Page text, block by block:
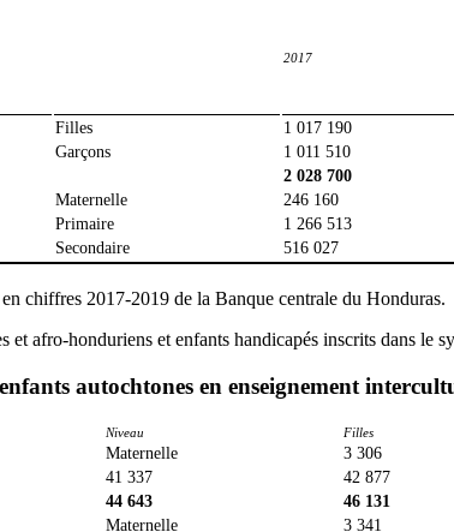
2017
Filles 1 017 190
Garçons
1 011 510
2 028 700
Maternelle 246 160
Primaire
1 266 513
Secondaire
516 027
chiffres 2017-2019 de la Banque centrale du Honduras.
et afro-honduriens et enfants handicapés inscrits dans le
autochtones en enseignement
Niveau Filles
Maternelle 3 306
41 337 42 877
44 643 46 131
Maternelle 3 341